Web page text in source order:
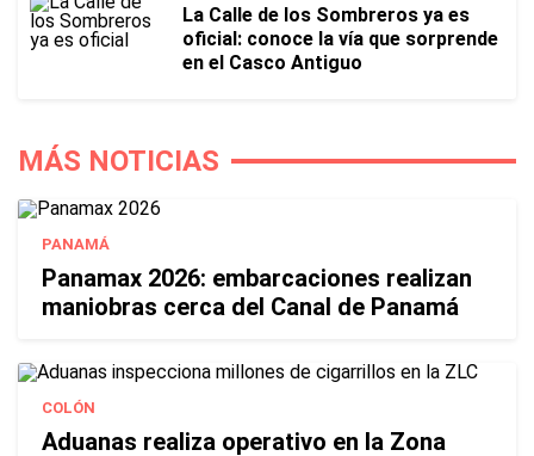
La Calle de los Sombreros ya es
oficial: conoce la vía que sorprende
en el Casco Antiguo
MÁS NOTICIAS
PANAMÁ
Panamax 2026: embarcaciones realizan
maniobras cerca del Canal de Panamá
COLÓN
Aduanas realiza operativo en la Zona